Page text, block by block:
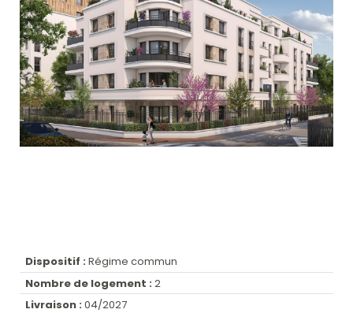
Dispositif : Régime commun
Nombre de logement : 2
Livraison : 04/2027